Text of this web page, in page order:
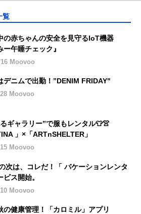
覧
の赤ちゃんの安全を見守るIoT機器
ー午睡チェック』
Moovoo
デニムで出勤！”DENIM FRIDAY"
Moovoo
ギャラリー”で服もレンタル👕👚
」×「ARTnSHELTER」
Moovoo
次は、コレだ！「 バケーションレンタ
ビス開始。
Moovoo
の健康管理！「カロミル」アプリ